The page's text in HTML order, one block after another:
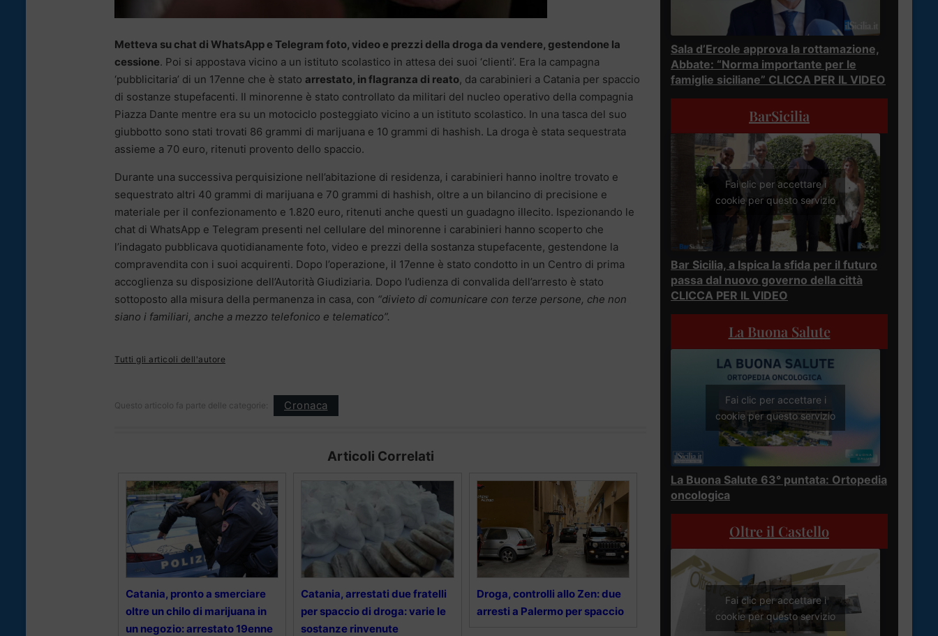
Metteva su chat di WhatsApp e Telegram foto, video e prezzi della droga da vendere, gestendone la
cessione. Poi si appostava vicino a un istituto scolastico in attesa dei suoi ‘clienti’. Era la campagna
‘pubblicitaria’ di un 17enne che è stato arrestato, in flagranza di reato, da carabinieri a Catania per spaccio
di sostanze stupefacenti. Il minorenne è stato controllato da militari del nucleo operativo della compagnia
Piazza Dante mentre era su un motociclo posteggiato vicino a un istituto scolastico. In una tasca del suo
giubbotto sono stati trovati 86 grammi di marijuana e 10 grammi di hashish. La droga è stata sequestrata
assieme a 70 euro, ritenuti provento dello spaccio.
Durante una successiva perquisizione nell’abitazione di residenza, i carabinieri hanno inoltre trovato e
sequestrato altri 40 grammi di marijuana e 70 grammi di hashish, oltre a un bilancino di precisione e
materiale per il confezionamento e 1.820 euro, ritenuti anche questi un guadagno illecito. Ispezionando le
chat di WhatsApp e Telegram presenti nel cellulare del minorenne i carabinieri hanno scoperto che
l’indagato pubblicava quotidianamente foto, video e prezzi della sostanza stupefacente, gestendone la
compravendita con i suoi acquirenti. Dopo l’operazione, il 17enne è stato condotto in un Centro di prima
accoglienza su disposizione dell’Autorità Giudiziaria. Dopo l’udienza di convalida dell’arresto è stato
sottoposto alla misura della permanenza in casa, con “divieto di comunicare con terze persone, che non
siano i familiari, anche a mezzo telefonico e telematico”.
Tutti gli articoli dell'autore
Questo articolo fa parte delle categorie: Cronaca
Articoli Correlati
Catania, pronto a smerciare
oltre un chilo di marijuana in
un negozio: arrestato 19enne
Catania, arrestati due fratelli
per spaccio di droga: varie le
sostanze rinvenute
Droga, controlli allo Zen: due
arresti a Palermo per spaccio
Sala d’Ercole approva la rottamazione,
Abbate: “Norma importante per le
famiglie siciliane” CLICCA PER IL VIDEO
BarSicilia
Fai clic per accettare i
cookie per questo servizio
Bar Sicilia, a Ispica la sfida per il futuro
passa dal nuovo governo della città
CLICCA PER IL VIDEO
La Buona Salute
Fai clic per accettare i
cookie per questo servizio
La Buona Salute 63° puntata: Ortopedia
oncologica
Oltre il Castello
Fai clic per accettare i
cookie per questo servizio